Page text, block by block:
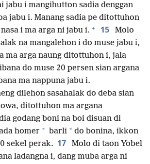
jabu i mangihutton sadia denggan
jabu i. Manang sadia pe ditottuhon
i ma arga ni jabu i. + 15
Molo
na mangalehon i do muse jabu i,
ma arga naung ditottuhon i, jala
do muse 20 persen sian argana
ma nappuna jabu i.
dilehon sasahalak do deba sian
ditottuhon ma argana
godang boni na boi disuan di
homer * barli * do bonina, ikkon
sekel perak. 17 Molo di taon Yobel
ladangna i, dang muba arga ni